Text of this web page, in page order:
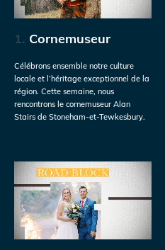
1. Cornemuseur
Célébrons ensemble notre culture
locale et l’héritage exceptionnel de la
région. Cette semaine, nous
rencontrons le cornemuseur Alan
Stairs de Stoneham-et-Tewkesbury.